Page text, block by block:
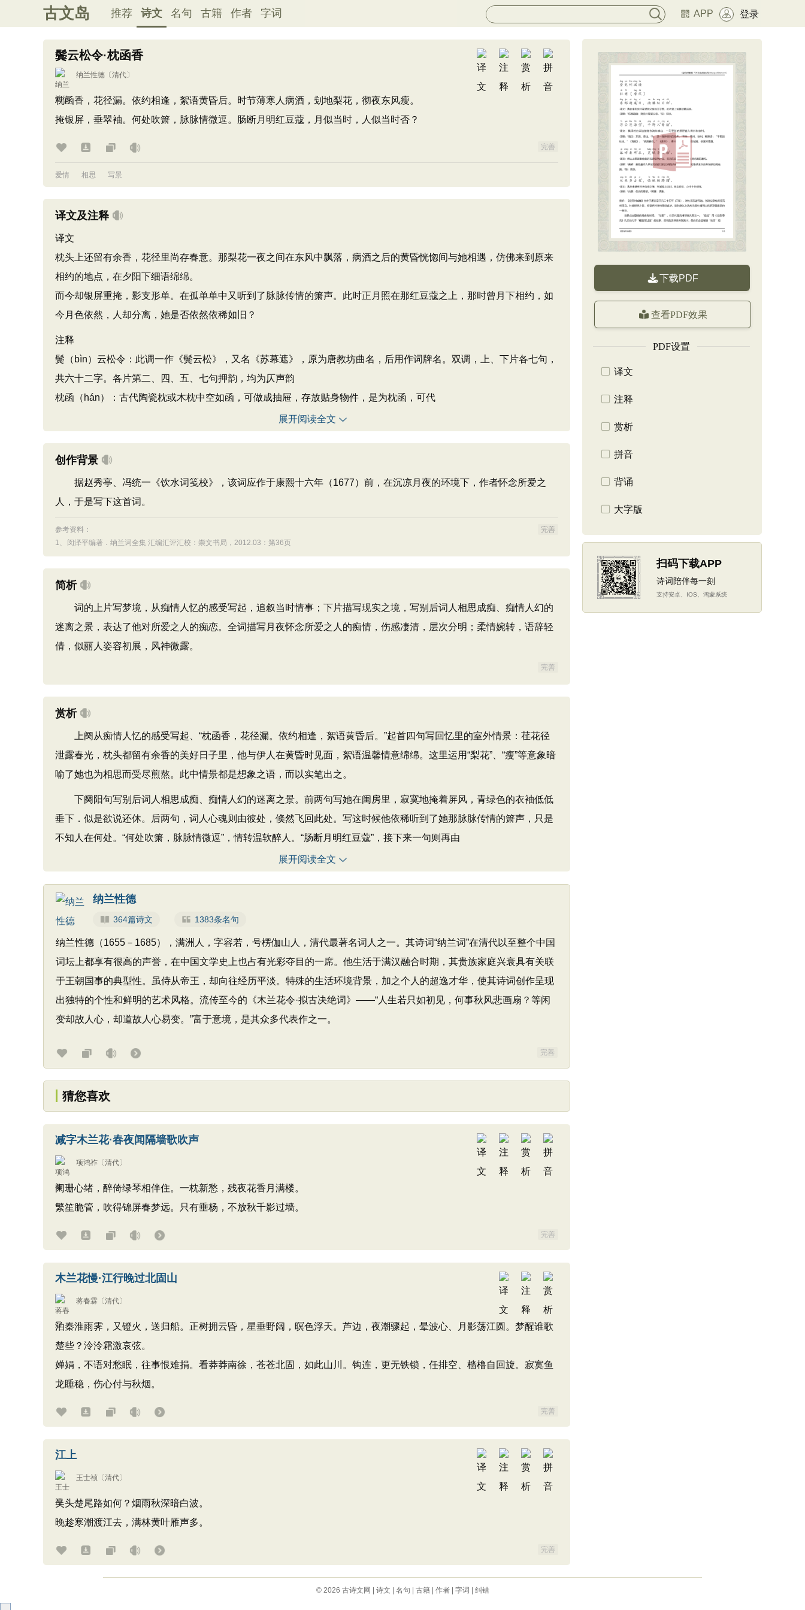
古文岛 推荐 诗文 名句 古籍 作者 字词 APP 登录
鬓云松令·枕函香
纳兰性德 〔清代〕
枕函香，花径漏。依约相逢，絮语黄昏后。时节薄寒人病酒，刬地梨花，彻夜东风瘦。
掩银屏，垂翠袖。何处吹箫，脉脉情微逗。肠断月明红豆蔻，月似当时，人似当时否？
完善
爱情 相思 写景
译文及注释
译文
枕头上还留有余香，花径里尚存春意。那梨花一夜之间在东风中飘落，病酒之后的黄昏恍惚间与她相遇，仿佛来到原来
相约的地点，在夕阳下细语绵绵。
而今却银屏重掩，影支形单。在孤单单中又听到了脉脉传情的箫声。此时正月照在那红豆蔻之上，那时曾月下相约，如
今月色依然，人却分离，她是否依然依稀如旧？
注释
鬓（bìn）云松令：此调一作《鬓云松》，又名《苏幕遮》，原为唐教坊曲名，后用作词牌名。双调，上、下片各七句，
共六十二字。各片第二、四、五、七句押韵，均为仄声韵
枕函（hán）：古代陶瓷枕或木枕中空如函，可做成抽屉，存放贴身物件，是为枕函，可代
展开阅读全文
创作背景
据赵秀亭、冯统一《饮水词笺校》，该词应作于康熙十六年（1677）前，在沉凉月夜的环境下，作者怀念所爱之
人，于是写下这首词。
参考资料：
完善
1、
闵泽平编著．纳兰词全集 汇编汇评汇校：崇文书局，2012.03：第36页
简析
词的上片写梦境，从痴情人忆的感受写起，追叙当时情事；下片描写现实之境，写别后词人相思成痴、痴情人幻的
迷离之景，表达了他对所爱之人的痴恋。全词描写月夜怀念所爱之人的痴情，伤感凄清，层次分明；柔情婉转，语辞轻
倩，似丽人姿容初展，风神微露。
完善
赏析
上阕从痴情人忆的感受写起、“枕函香，花径漏。依约相逢，絮语黄昏后。”起首四句写回忆里的室外情景：荏花径
泄露春光，枕头都留有余香的美好日子里，他与伊人在黄昏时见面，絮语温馨情意绵绵。这里运用“梨花”、“瘦”等意象暗
喻了她也为相思而受尽煎熬。此中情景都是想象之语，而以实笔出之。
下阕阳句写别后词人相思成痴、痴情人幻的迷离之景。前两句写她在闺房里，寂寞地掩着屏风，青绿色的衣袖低低
垂下．似是欲说还休。后两句，词人心魂则由彼处，倏然飞回此处。写这时候他依稀听到了她那脉脉传情的箫声，只是
不知人在何处。“何处吹箫，脉脉情微逗”，情转温软醉人。“肠断月明红豆蔻”，接下来一句则再由
展开阅读全文
纳兰性德
364篇诗文 1383条名句
纳兰性德（1655－1685），满洲人，字容若，号楞伽山人，清代最著名词人之一。其诗词“纳兰词”在清代以至整个中国
词坛上都享有很高的声誉，在中国文学史上也占有光彩夺目的一席。他生活于满汉融合时期，其贵族家庭兴衰具有关联
于王朝国事的典型性。虽侍从帝王，却向往经历平淡。特殊的生活环境背景，加之个人的超逸才华，使其诗词创作呈现
出独特的个性和鲜明的艺术风格。流传至今的《木兰花令·拟古决绝词》——“人生若只如初见，何事秋风悲画扇？等闲
变却故人心，却道故人心易变。”富于意境，是其众多代表作之一。
完善
猜您喜欢
减字木兰花·春夜闻隔墙歌吹声
项鸿祚 〔清代〕
阑珊心绪，醉倚绿琴相伴住。一枕新愁，残夜花香月满楼。
繁笙脆管，吹得锦屏春梦远。只有垂杨，不放秋千影过墙。
完善
木兰花慢·江行晚过北固山
蒋春霖 〔清代〕
泊秦淮雨霁，又镫火，送归船。正树拥云昏，星垂野阔，暝色浮天。芦边，夜潮骤起，晕波心、月影荡江圆。梦醒谁歌
楚些？泠泠霜激哀弦。
婵娟，不语对愁眠，往事恨难捐。看莽莽南徐，苍苍北固，如此山川。钩连，更无铁锁，任排空、樯橹自回旋。寂寞鱼
龙睡稳，伤心付与秋烟。
完善
江上
王士祯 〔清代〕
吴头楚尾路如何？烟雨秋深暗白波。
晚趁寒潮渡江去，满林黄叶雁声多。
完善
下载PDF
查看PDF效果
PDF设置
译文
注释
赏析
拼音
背诵
大字版
扫码下载APP
诗词陪伴每一刻
支持安卓、IOS、鸿蒙系统
© 2026 古诗文网 诗文 名句 古籍| 作者| 字词 纠错